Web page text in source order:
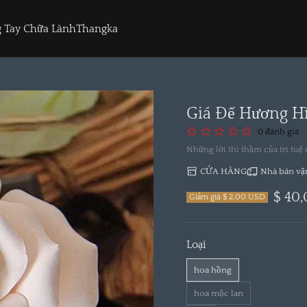
Tay Chữa LànhThangka
Giá Để Hương
0 đánh giá
Những lời thì thầm của trí tuệ
CỬA HÀNG Nhà bán
$
Giảm giá $ 2,00 USD
Loại
hoa hồng
hoa mộc lan